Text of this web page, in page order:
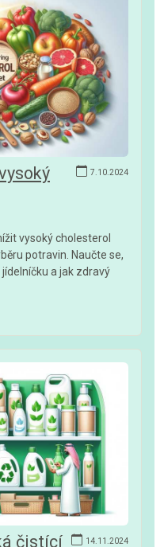
7.10.2024
vysoký cholesterol
potravin. Naučte se,
a jak zdravý
14.11.2024
čistící